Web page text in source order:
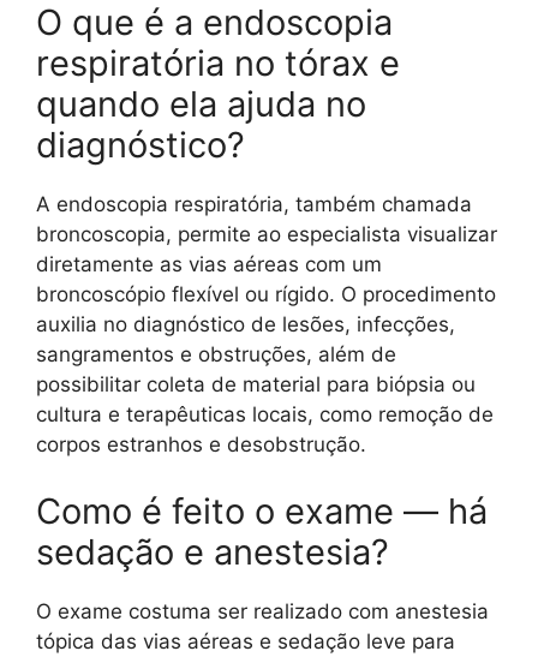
O que é a endoscopia
respiratória no tórax e
quando ela ajuda no
diagnóstico?
A endoscopia respiratória, também chamada
broncoscopia, permite ao especialista visualizar
diretamente as vias aéreas com um
broncoscópio flexível ou rígido. O procedimento
auxilia no diagnóstico de lesões, infecções,
sangramentos e obstruções, além de
possibilitar coleta de material para biópsia ou
cultura e terapêuticas locais, como remoção de
corpos estranhos e desobstrução.
Como é feito o exame — há
sedação e anestesia?
O exame costuma ser realizado com anestesia
tópica das vias aéreas e sedação leve para